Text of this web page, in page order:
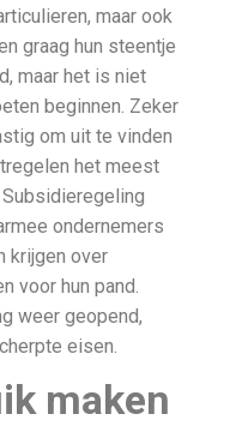
maar ook
graag hun steentje
maar het is niet
beginnen. Zeker
om uit te vinden
het meest
ondernemers
krijgen over
voor hun pand.
weer geopend,
eisen.
maken